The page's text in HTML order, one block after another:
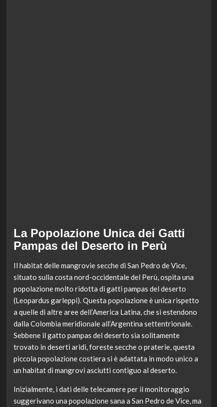
La Popolazione Unica dei Gatti
Pampas del Deserto in Perù
Il habitat delle mangrovie secche di San Pedro de Vice,
situato sulla costa nord-occidentale del Perù, ospita una
popolazione molto ridotta di gatti pampas del deserto
(Leopardus garleppi). Questa popolazione è unica rispetto
a quelle di altre aree dell’America Latina, che si estendono
dalla Colombia meridionale all’Argentina settentrionale.
Sebbene il gatto pampas del deserto sia solitamente
trovato in deserti aridi, foreste secche o praterie, questa
piccola popolazione costiera si è adattata in modo unico a
un habitat di mangrovi asciutti contiguo al deserto.
Inizialmente, i dati delle telecamere per il monitoraggio
suggerivano una popolazione sana a San Pedro de Vice, ma